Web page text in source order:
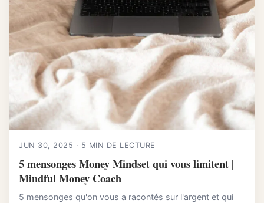
JUN 30, 2025 · 5 MIN DE LECTURE
5 mensonges Money Mindset qui vous limitent |
Mindful Money Coach
5 mensonges qu'on vous a racontés sur l'argent et qui